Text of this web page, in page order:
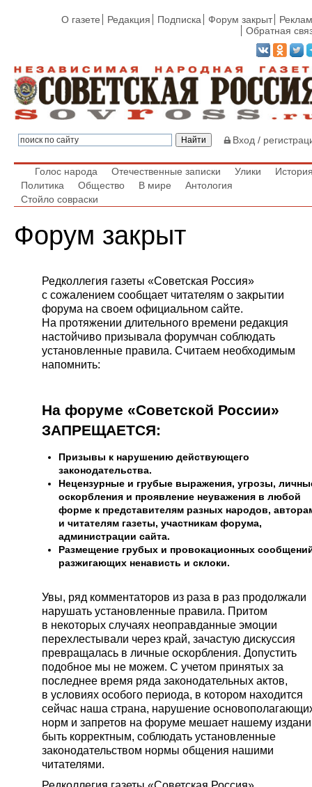
О газете Редакция Подписка Форум закрыт
Обратная
Вход /
Голос народа Отечественные записки Улики
Политика
Общество В мире
Антология
Стойло совраски
Форум закрыт
Редколлегия газеты «Советская Россия»
с сожалением сообщает читателям о закрытии
форума на своем официальном сайте.
На протяжении длительного времени редакция
настойчиво призывала форумчан соблюдать
установленные правила. Считаем необходимым
напомнить:
На форуме «Советской России»
ЗАПРЕЩАЕТСЯ:
Призывы к нарушению действующего
законодательства.
Нецензурные и грубые выражения, угрозы,
оскорбления и проявление неуважения в любой
форме к представителям разных народов,
и читателям газеты, участникам форума,
администрации сайта.
Размещение грубых и провокационных
разжигающих ненависть и склоки.
Увы, ряд комментаторов из раза в раз продолжали
нарушать установленные правила. Притом
в некоторых случаях неоправданные эмоции
перехлестывали через край, зачастую дискуссия
превращалась в личные оскорбления. Допустить
подобное мы не можем. С учетом принятых за
последнее время ряда законодательных актов,
в условиях особого периода, в котором находится
сейчас наша страна, нарушение
норм и запретов на форуме мешает нашему
быть корректным, соблюдать установленные
законодательством нормы общения нашими
читателями.